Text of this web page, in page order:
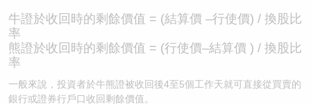
牛證於收回時的剩餘價值 = (結算價 –行使價) / 換股比
率
熊證於收回時的剩餘價值 = (行使價–結算價 ) / 換股比
率
一般來說，投資者於牛熊證被收回後4至5個工作天就可直接從買賣的
銀行或證券行戶口收回剩餘價值。